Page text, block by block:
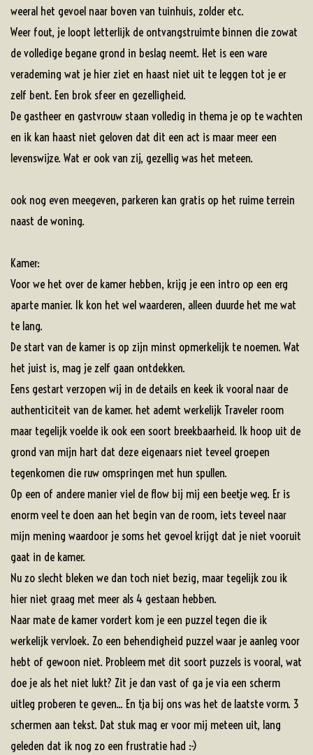
weeral het gevoel naar boven van tuinhuis, zolder etc.
Weer fout, je loopt letterlijk de ontvangstruimte binnen die zowat
de volledige begane grond in beslag neemt. Het is een ware
verademing wat je hier ziet en haast niet uit te leggen tot je er
zelf bent. Een brok sfeer en gezelligheid.
De gastheer en gastvrouw staan volledig in thema je op te wachten
en ik kan haast niet geloven dat dit een act is maar meer een
levenswijze. Wat er ook van zij, gezellig was het meteen.
ook nog even meegeven, parkeren kan gratis op het ruime terrein
naast de woning.
Kamer:
Voor we het over de kamer hebben, krijg je een intro op een erg
aparte manier. Ik kon het wel waarderen, alleen duurde het me wat
te lang.
De start van de kamer is op zijn minst opmerkelijk te noemen. Wat
het juist is, mag je zelf gaan ontdekken.
Eens gestart verzopen wij in de details en keek ik vooral naar de
authenticiteit van de kamer. het ademt werkelijk Traveler room
maar tegelijk voelde ik ook een soort breekbaarheid. Ik hoop uit de
grond van mijn hart dat deze eigenaars niet teveel groepen
tegenkomen die ruw omspringen met hun spullen.
Op een of andere manier viel de flow bij mij een beetje weg. Er is
enorm veel te doen aan het begin van de room, iets teveel naar
mijn mening waardoor je soms het gevoel krijgt dat je niet vooruit
gaat in de kamer.
Nu zo slecht bleken we dan toch niet bezig, maar tegelijk zou ik
hier niet graag met meer als 4 gestaan hebben.
Naar mate de kamer vordert kom je een puzzel tegen die ik
werkelijk vervloek. Zo een behendigheid puzzel waar je aanleg voor
hebt of gewoon niet. Probleem met dit soort puzzels is vooral, wat
doe je als het niet lukt? Zit je dan vast of ga je via een scherm
uitleg proberen te geven... En tja bij ons was het de laatste vorm. 3
schermen aan tekst. Dat stuk mag er voor mij meteen uit, lang
geleden dat ik nog zo een frustratie had :-)